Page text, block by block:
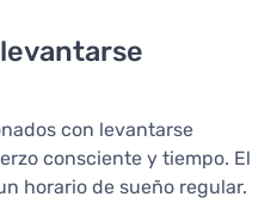
con levantarse
consciente y tiempo. El
horario de sueño regular.